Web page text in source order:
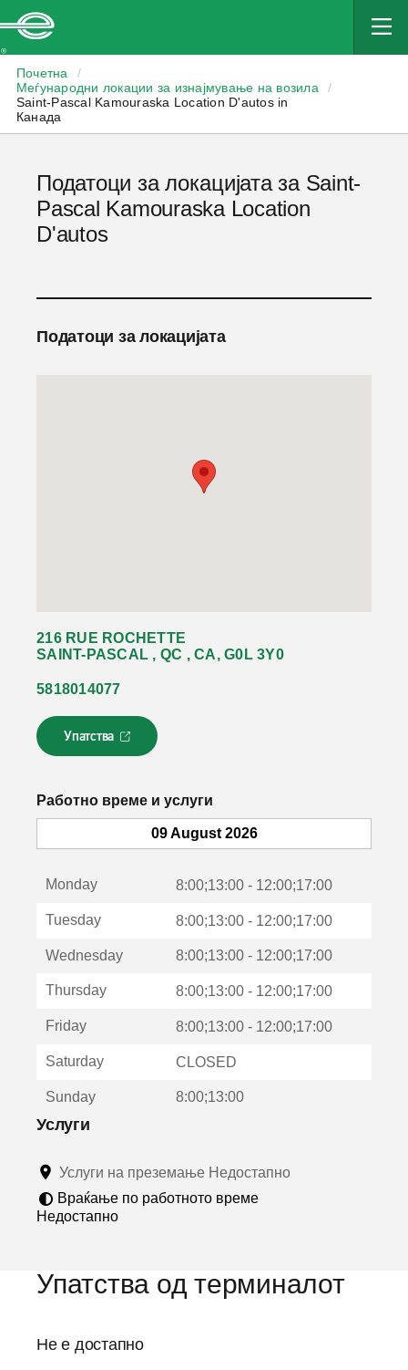
Почетна
/
Меѓународни локации за изнајмување на возила
/
Saint-Pascal Kamouraska Location D'autos in
Канада
Податоци за локацијата за Saint-
Pascal Kamouraska Location
D'autos
Податоци за локацијата
216 RUE ROCHETTE
SAINT-PASCAL , QC , CA, G0L 3Y0
5818014077
Упатства
Л
и
к
с
о
р
Работно време и услуги
09 August 2026
Monday 8:00;13:00 - 12:00;17:00
Tuesday 8:00;13:00 - 12:00;17:00
Wednesday 8:00;13:00 - 12:00;17:00
Thursday 8:00;13:00 - 12:00;17:00
Friday 8:00;13:00 - 12:00;17:00
Saturday CLOSED
Sunday 8:00;13:00
Услуги
Услуги на преземање Недостапно
Враќање по работното време
Недостапно
Упатства од терминалот
Не е достапно